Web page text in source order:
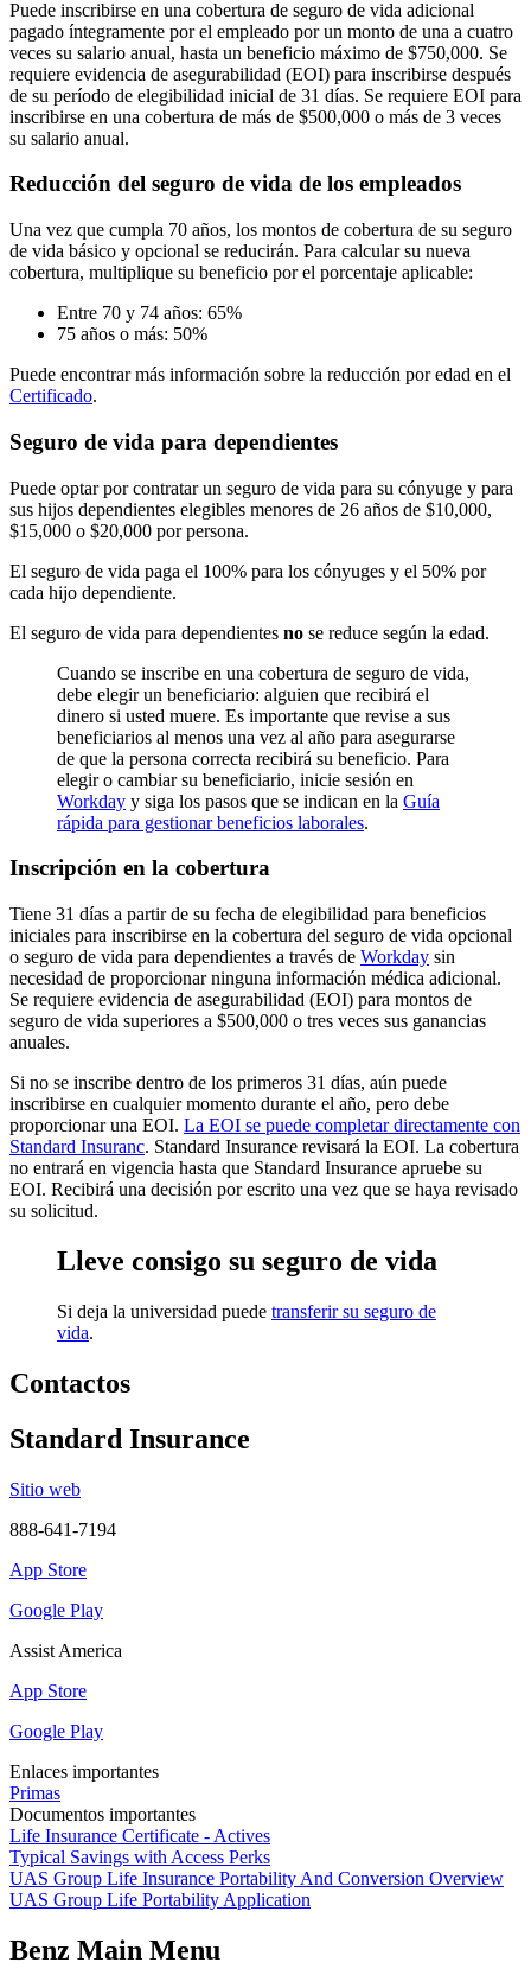
Puede inscribirse en una cobertura de seguro de vida adicional
pagado íntegramente por el empleado por un monto de una a cuatro
veces su salario anual, hasta un beneficio máximo de $750,000. Se
requiere evidencia de asegurabilidad (EOI) para inscribirse después
de su período de elegibilidad inicial de 31 días. Se requiere EOI para
inscribirse en una cobertura de más de $500,000 o más de 3 veces
su salario anual.
Reducción del seguro de vida de los empleados
Una vez que cumpla 70 años, los montos de cobertura de su seguro
de vida básico y opcional se reducirán. Para calcular su nueva
cobertura, multiplique su beneficio por el porcentaje aplicable:
Entre 70 y 74 años: 65%
75 años o más: 50%
Puede encontrar más información sobre la reducción por edad en el
Certificado.
Seguro de vida para dependientes
Puede optar por contratar un seguro de vida para su cónyuge y para
sus hijos dependientes elegibles menores de 26 años de $10,000,
$15,000 o $20,000 por persona.
El seguro de vida paga el 100% para los cónyuges y el 50% por
cada hijo dependiente.
El seguro de vida para dependientes no se reduce según la edad.
Cuando se inscribe en una cobertura de seguro de vida,
debe elegir un beneficiario: alguien que recibirá el
dinero si usted muere. Es importante que revise a sus
beneficiarios al menos una vez al año para asegurarse
de que la persona correcta recibirá su beneficio. Para
elegir o cambiar su beneficiario, inicie sesión en
Workday y siga los pasos que se indican en la Guía
rápida para gestionar beneficios laborales.
Inscripción en la cobertura
Tiene 31 días a partir de su fecha de elegibilidad para beneficios
iniciales para inscribirse en la cobertura del seguro de vida opcional
o seguro de vida para dependientes a través de Workday sin
necesidad de proporcionar ninguna información médica adicional.
Se requiere evidencia de asegurabilidad (EOI) para montos de
seguro de vida superiores a $500,000 o tres veces sus ganancias
anuales.
Si no se inscribe dentro de los primeros 31 días, aún puede
inscribirse en cualquier momento durante el año, pero debe
proporcionar una EOI. La EOI se puede completar directamente con
Standard Insuranc. Standard Insurance revisará la EOI. La cobertura
no entrará en vigencia hasta que Standard Insurance apruebe su
EOI. Recibirá una decisión por escrito una vez que se haya revisado
su solicitud.
Lleve consigo su seguro de vida
Si deja la universidad puede transferir su seguro de
vida.
Contactos
Standard Insurance
Sitio web
888-641-7194
App Store
Google Play
Assist America
App Store
Google Play
Enlaces importantes
Primas
Documentos importantes
Life Insurance Certificate - Actives
Typical Savings with Access Perks
UAS Group Life Insurance Portability And Conversion Overview
UAS Group Life Portability Application
Benz Main Menu